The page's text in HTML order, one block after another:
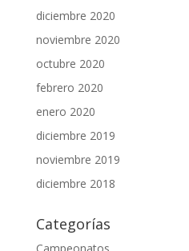
diciembre 2020
noviembre 2020
octubre 2020
febrero 2020
enero 2020
diciembre 2019
noviembre 2019
diciembre 2018
Categorías